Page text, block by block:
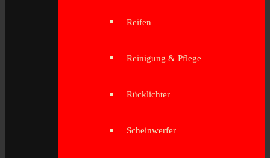
Reifen
Reinigung & Pflege
Rücklichter
Scheinwerfer